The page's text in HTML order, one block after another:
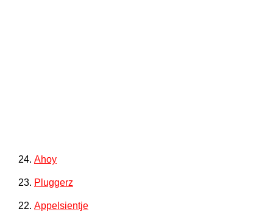
24. Ahoy
23. Pluggerz
22. Appelsientje